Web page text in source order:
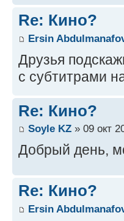
Re: Кино?
Ersin
Друзья
с субтитрами
Re: Кино?
Soyle KZ » 09 окт
Добрый день,
Re: Кино?
Ersin